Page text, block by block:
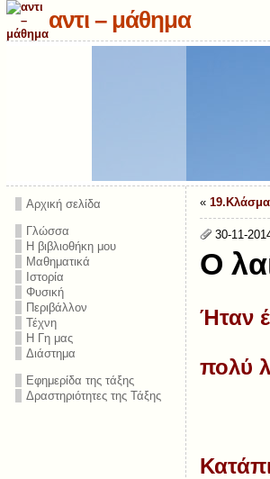
αντι – μάθημα
Αρχική σελίδα
Γλώσσα
Η βιβλιοθήκη μου
Μαθηματικά
Ιστορία
Φυσική
Περιβάλλον
Τέχνη
Η Γη μας
Διάστημα
Εφημερίδα της τάξης
Δραστηριότητες της Τάξης
«
30-11-
Ο
Ήταν
πολύ